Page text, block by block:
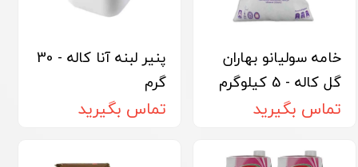
خامه سولیانو بهاران
گل کاله - 5 کیلوگرم
تماس بگیرید
پنیر لبنه آنا کاله - 30
گرم
تماس بگیرید